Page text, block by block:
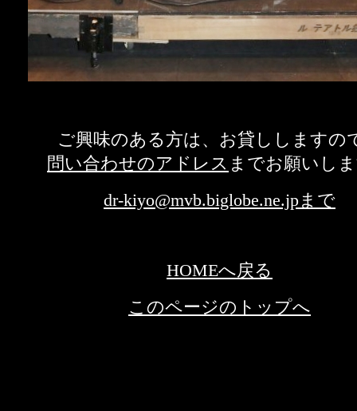
ご興味のある方は、お貸ししますの
問い合わせのアドレス までお願いし
dr-kiyo@mvb.biglobe.ne.jpまで
HOMEへ戻る
このページのトップへ